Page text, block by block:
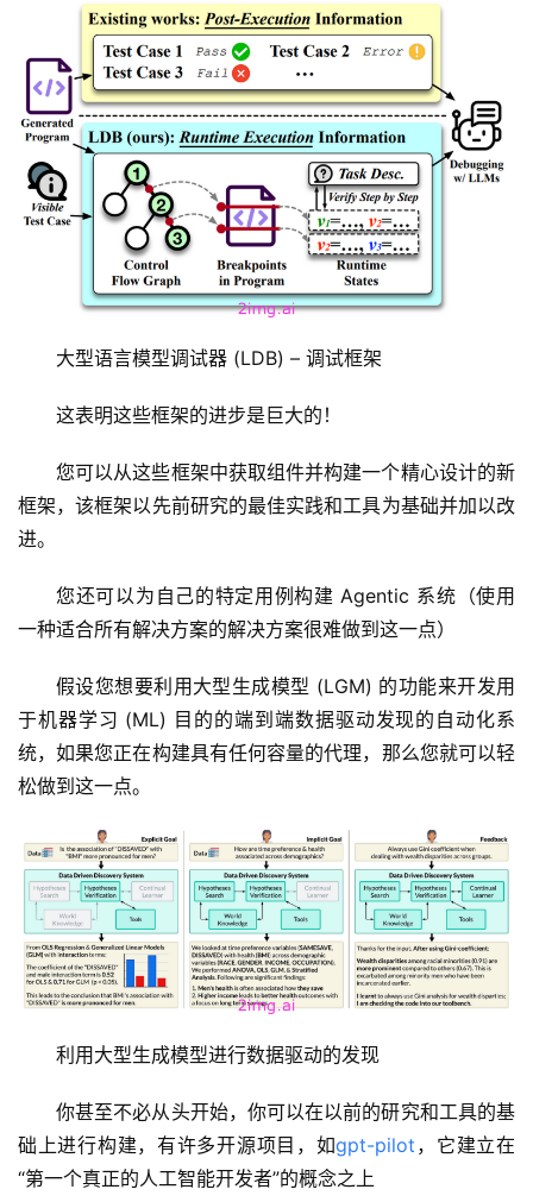
逆
熵
绘
梦
龙
绘
梦
白
泽
I
产
大型语言模型调试器 (LDB) – 调试框架
这表明这些框架的进步是巨大的！
您可以从这些框架中获取组件并构建一个精心设计的新
框架，该框架以先前研究的最佳实践和工具为基础并加以改
进。
您还可以为自己的特定用例构建 Agentic 系统（使用
一种适合所有解决方案的解决方案很难做到这一点）
假设您想要利用大型生成模型 (LGM) 的功能来开发用
于机器学习 (ML) 目的的端到端数据驱动发现的自动化系
统，如果您正在构建具有任何容量的代理，那么您就可以轻
松做到这一点。
利用大型生成模型进行数据驱动的发现
你甚至不必从头开始，你可以在以前的研究和工具的基
础上进行构建，有许多开源项目，如gpt-pilot ，它建立在
“第一个真正的人工智能开发者”的概念之上